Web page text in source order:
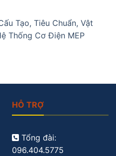
Tạo, Tiêu Chuẩn, Vật
Thống Cơ Điện MEP
HỖ TRỢ
Tổng đài:
096.404.5775